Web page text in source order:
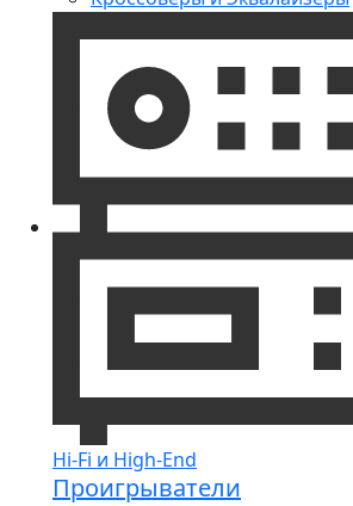
Hi-Fi и High-End
Проигрыватели